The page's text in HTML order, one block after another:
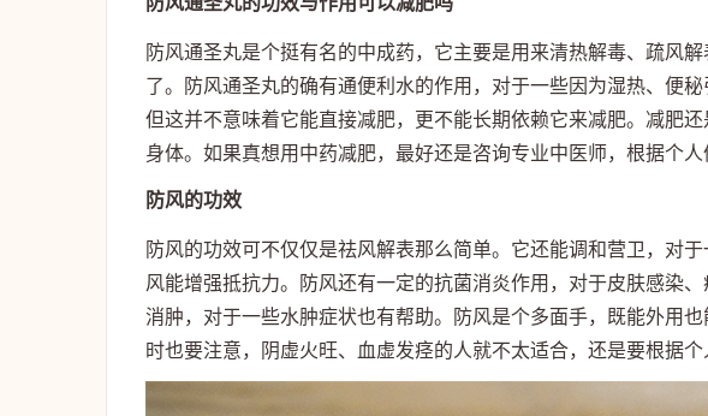
防风通圣丸是个挺有名的中成药，它主要是用来清热解毒、疏风
了。防风通圣丸的确有通便利水的作用，对于一些因为湿热、便
但这并不意味着它能直接减肥，更不能长期依赖它来减肥。减肥
身体。如果真想用中药减肥，最好还是咨询专业中医师，根据个人
防风的功效
防风的功效可不仅仅是祛风解表那么简单。它还能调和营卫，对
风能增强抵抗力。防风还有一定的抗菌消炎作用，对于皮肤感染
消肿，对于一些水肿症状也有帮助。防风是个多面手，既能外用
时也要注意，阴虚火旺、血虚发痉的人就不太适合，还是要根据个